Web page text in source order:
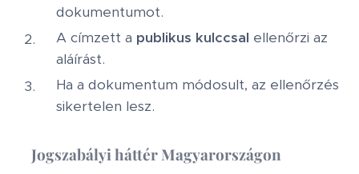
dokumentumot.
A címzett a publikus kulccsal ellenőrzi az
aláírást.
Ha a dokumentum módosult, az ellenőrzés
sikertelen lesz.
Jogszabályi háttér Magyarországon